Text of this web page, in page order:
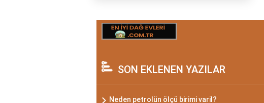
SON EKLENEN YAZILAR
Neden petrolün ölçü birimi varil?